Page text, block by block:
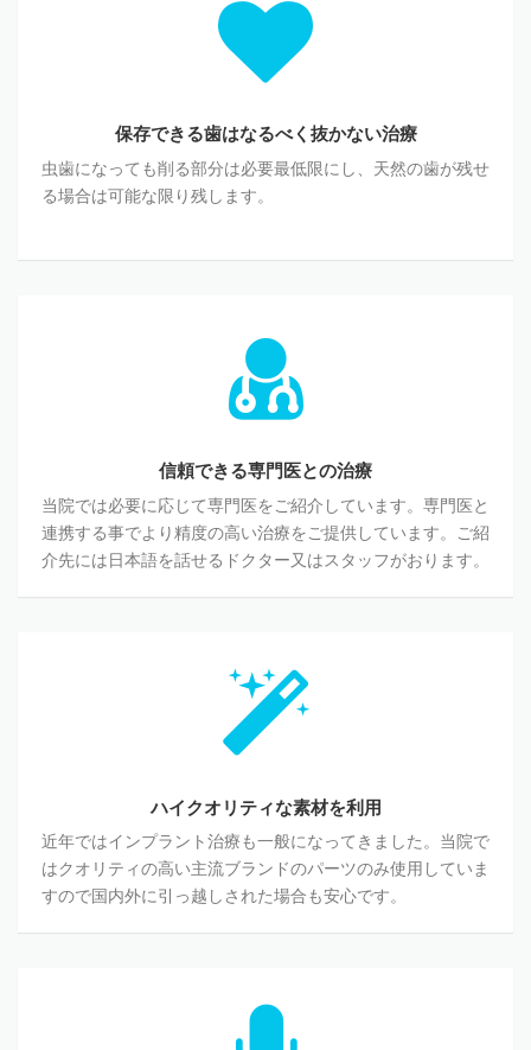
保存できる歯はなるべく抜かない治療
虫歯になっても削る部分は必要最低限にし、天然の歯が残せ
る場合は可能な限り残します。
信頼できる専門医との治療
当院では必要に応じて専門医をご紹介しています。専門医と
連携する事でより精度の高い治療をご提供しています。ご紹
介先には日本語を話せるドクター又はスタッフがおります。
ハイクオリティな素材を利用
近年ではインプラント治療も一般になってきました。当院で
はクオリティの高い主流ブランドのパーツのみ使用していま
すので国内外に引っ越しされた場合も安心です。